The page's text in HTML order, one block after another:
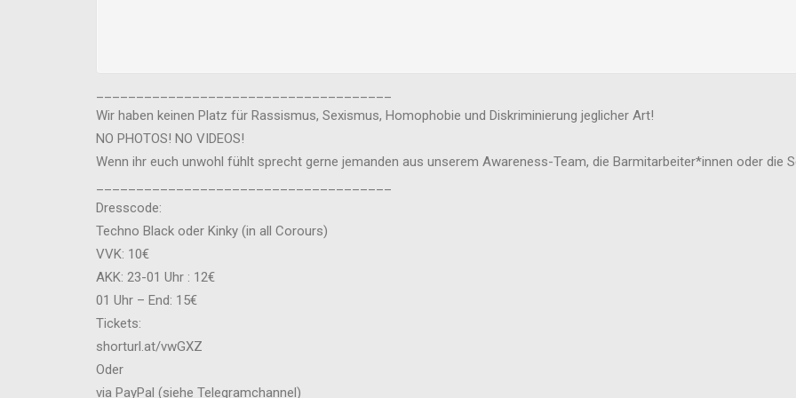
Wir haben keinen Platz für Rassismus, Sexismus, Homophobie und Diskriminierung jeglicher Art!
NO PHOTOS! NO VIDEOS!
Wenn ihr euch unwohl fühlt sprecht gerne jemanden aus unserem Awareness-Team, die Barmitarbeiter*innen oder die
Dresscode:
Techno Black oder Kinky (in all Corours)
VVK: 10€
AKK: 23-01 Uhr : 12€
01 Uhr – End: 15€
Tickets:
shorturl.at/vwGXZ
Oder
via PayPal (siehe Telegramchannel)